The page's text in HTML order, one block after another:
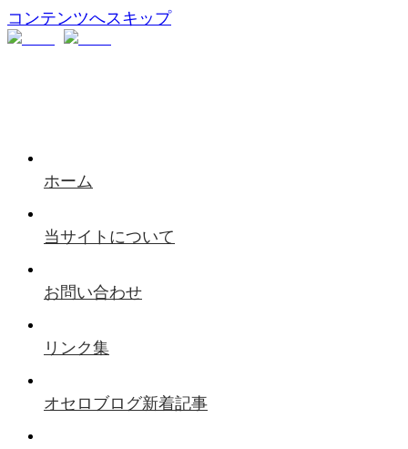
コンテンツへスキップ
ホーム
当サイトについて
お問い合わせ
リンク集
オセロブログ新着記事